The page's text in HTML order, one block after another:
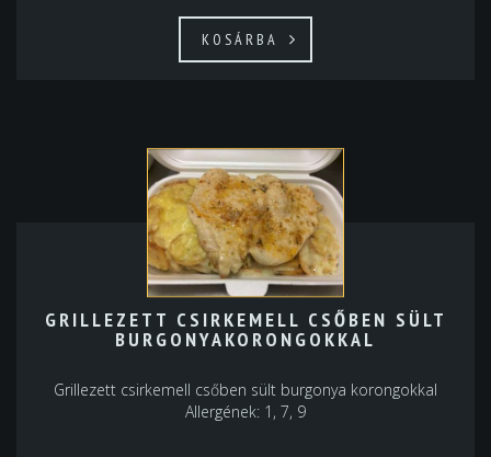
KOSÁRBA
GRILLEZETT CSIRKEMELL CSŐBEN SÜLT
BURGONYAKORONGOKKAL
Grillezett csirkemell csőben sült burgonya korongokkal
Allergének: 1, 7, 9